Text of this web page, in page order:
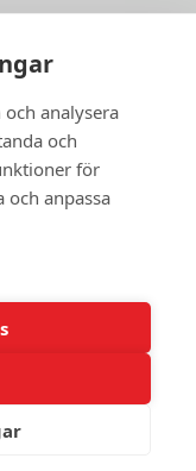
analysera
och
för
anpassa